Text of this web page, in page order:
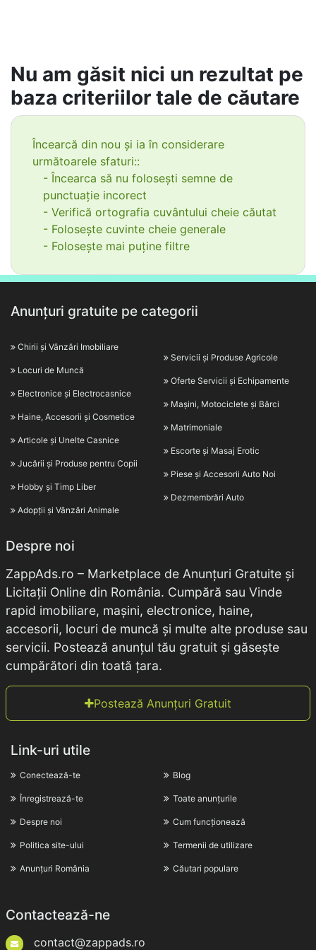
Nu am găsit nici un rezultat pe
baza criteriilor tale de căutare
Încearcă din nou și ia în considerare
următoarele sfaturi::
- Încearca să nu folosești semne de
punctuație incorect
- Verifică ortografia cuvântului cheie căutat
- Folosește cuvinte cheie generale
- Folosește mai puține filtre
Anunțuri gratuite pe categorii
Chirii și Vânzări Imobiliare
Locuri de Muncă
Electronice și Electrocasnice
Haine, Accesorii și Cosmetice
Articole și Unelte Casnice
Jucării și Produse pentru Copii
Hobby și Timp Liber
Adopții și Vânzări Animale
Servicii și Produse Agricole
Oferte Servicii și Echipamente
Mașini, Motociclete și Bărci
Matrimoniale
Escorte și Masaj Erotic
Piese și Accesorii Auto Noi
Dezmembrări Auto
Despre noi
ZappAds.ro – Marketplace de Anunțuri Gratuite și
Licitații Online din România. Cumpără sau Vinde
rapid imobiliare, mașini, electronice, haine,
accesorii, locuri de muncă și multe alte produse sau
servicii. Postează anunțul tău gratuit și găsește
cumpărători din toată țara.
Postează Anunțuri Gratuit
Link-uri utile
Conectează-te
Înregistrează-te
Despre noi
Politica site-ului
Anunțuri România
Blog
Toate anunțurile
Cum funcționează
Termenii de utilizare
Căutari populare
Contactează-ne
contact@zappads.ro